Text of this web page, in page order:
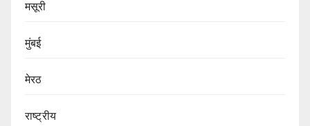
मसूरी
मुंबई
मेरठ
राष्ट्रीय